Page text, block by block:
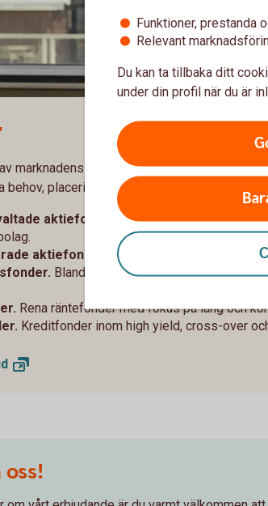
marknadens bredaste fondutbud och hjälper
behov, placeringsramar och
aktiefonder
. Fonder med fokus på
aktiefonder.
Stort antal indexnära och
Blandfonder och specialanpassade
Rena räntefonder med fokus på lång och
Kreditfonder inom high yield, cross-over
Funktioner, prestanda
Relevant
Du kan ta tillbaka ditt
under din profil när du är